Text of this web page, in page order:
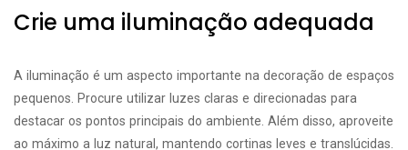
Crie uma iluminação adequada
A iluminação é um aspecto importante na decoração de espaços
pequenos. Procure utilizar luzes claras e direcionadas para
destacar os pontos principais do ambiente. Além disso, aproveite
ao máximo a luz natural, mantendo cortinas leves e translúcidas.